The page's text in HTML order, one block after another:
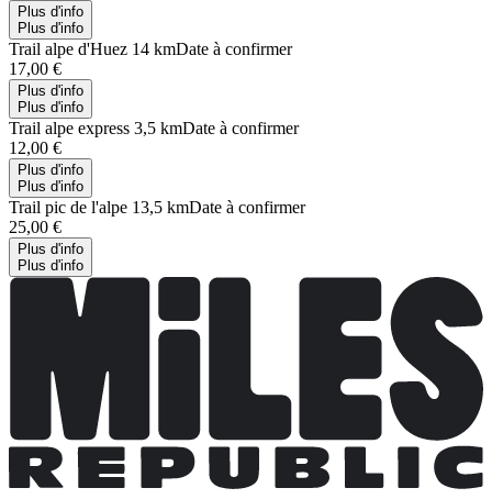
Plus d'info
Plus d'info
Trail alpe d'Huez 14 kmDate à confirmer
17,00 €
Plus d'info
Plus d'info
Trail alpe express 3,5 kmDate à confirmer
12,00 €
Plus d'info
Plus d'info
Trail pic de l'alpe 13,5 kmDate à confirmer
25,00 €
Plus d'info
Plus d'info